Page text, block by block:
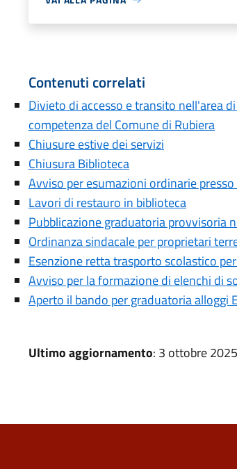
Contenuti correlati
Divieto di accesso e transito nell'area
competenza del Comune di Rubiera
Chiusure estive dei servizi
Chiusura Biblioteca
Avviso per esumazioni ordinarie
Lavori di restauro in biblioteca
Pubblicazione graduatoria provvisoria
Ordinanza sindacale per proprietari
Esenzione retta trasporto scolastico
Avviso per la formazione di elenchi di
Aperto il bando per graduatoria alloggi
Ultimo aggiornamento: 3 ottobre